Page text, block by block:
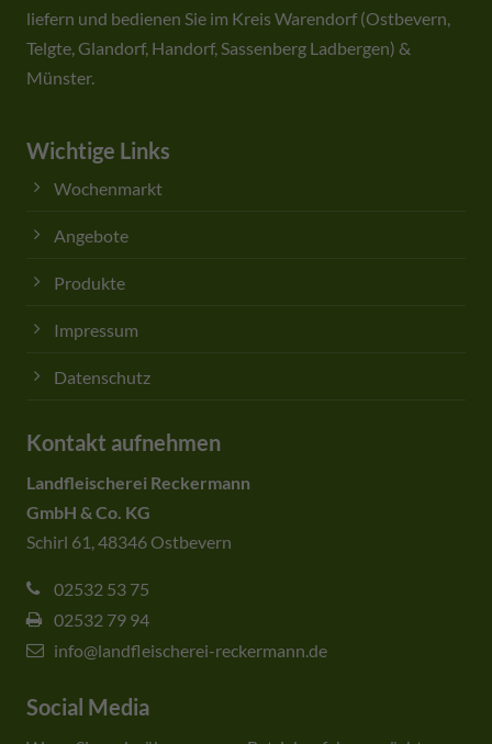
liefern und bedienen Sie im Kreis Warendorf (Ostbevern,
Telgte, Glandorf, Handorf, Sassenberg Ladbergen) &
Münster.
Wichtige Links
Wochenmarkt
Angebote
Produkte
Impressum
Datenschutz
Kontakt aufnehmen
Landfleischerei Reckermann
GmbH & Co. KG
Schirl 61, 48346 Ostbevern
02532 53 75
02532 79 94
info@landfleischerei-reckermann.de
Social Media